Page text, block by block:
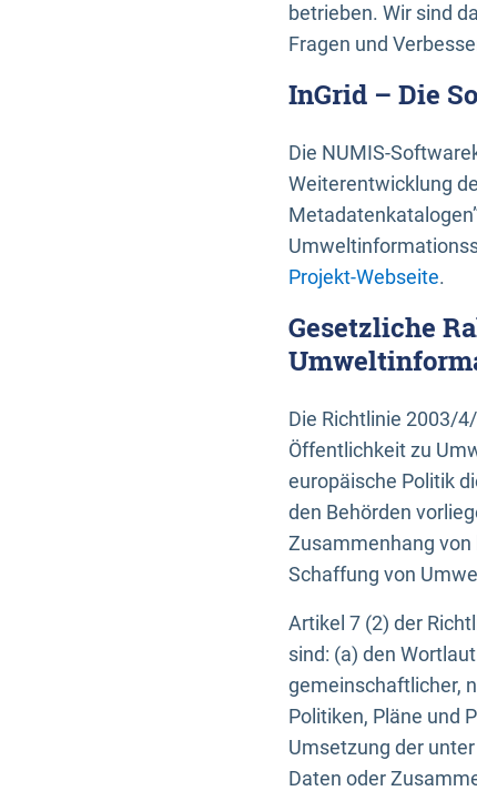
betrieben. Wir sind
Fragen und
InGrid – Die
Die NUMIS-
Weiterentwicklung
Projekt-Webseite.
Gesetzliche
Die Richtlinie 2003/
Öffentlichkeit zu
europäische Politik
den Behörden
Zusammenhang
Schaffung von
Artikel 7 (2) der
sind: (a) den
gemeinschaftlicher,
Politiken, Pläne und
Umsetzung der
Daten oder